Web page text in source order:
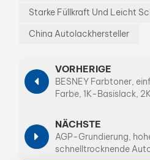
Starke Füllkraft Und Leicht
China Autolackhersteller
VORHERIGE
BESNEY Farbtoner,
Farbe, 1K-Basislack,
NÄCHSTE
AGP-Grundierung,
schnelltrocknende